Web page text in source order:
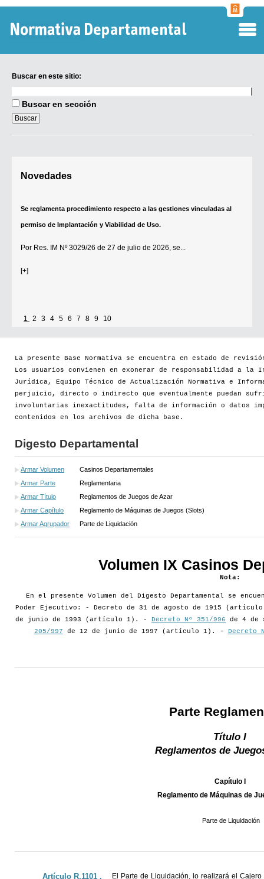
Buscar en este sitio:
en
sitio:
Buscar en sección
Novedades
Se reglamenta procedimiento respecto a las gestiones vinculadas al
permiso de Implantación y Viabilidad de Uso.
Por Res. IM Nº 3029/26 de 27 de julio de 2026, se...
[+]
1 2 3 4 5 6 7 8 9 10
La presente Base Normativa se encuentra en estado de
Los usuarios convienen en exonerar de responsabilidad a la
Jurídica, Equipo Técnico de Actualización Normativa e
perjuicio, directo o indirecto que eventualmente puedan
involuntarias inexactitudes, falta de información o datos
contenidos en los archivos de dicha base.
Digesto Departamental
Armar Volumen
Casinos Departamentales
Armar Parte
Reglamentaria
Armar Título
Reglamentos de Juegos de Azar
Armar Capítulo
Reglamento de Máquinas de Juegos (Slots)
Armar Agrupador
Parte de Liquidación
Volumen IX Casinos
Nota:
En el presente Volumen del Digesto Departamental se
Poder Ejecutivo: - Decreto de 31 de agosto de 1915
de junio de 1993 (artículo 1). -
Decreto Nº 351/996 de 4 de
205/997 de 12 de junio de 1997 (artículo 1). - Decreto
Parte
Título I
Reglamentos de
Capítulo I
Reglamento de Máquinas de
Parte de Liquidación
Artículo R.1101 ._
El Parte de Liquidación, lo realizará el